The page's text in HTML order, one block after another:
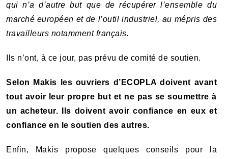
qui n’a d’autre but que de récupérer l’ensemble du
marché européen et de l’outil industriel, au mépris des
travailleurs notamment français.
Ils n’ont, à ce jour, pas prévu de comité de soutien.
Selon Makis les ouvriers d’ECOPLA doivent avant
tout avoir leur propre but et ne pas se soumettre à
un acheteur. Ils doivent avoir confiance en eux et
confiance en le soutien des autres.
Enfin, Makis propose quelques conseils pour la